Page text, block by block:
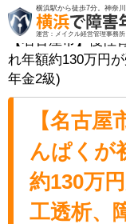
横浜駅から徒歩7分。神奈
運営：メイクル経営管理事務所
横浜で障害年金相
【名古屋市】慢
れ年額約130万円
年金2級)
【名古屋
んぱくが
約130万
工透析、